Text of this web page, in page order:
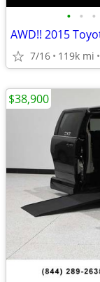
• • •
7/16 119k mi
$38,900